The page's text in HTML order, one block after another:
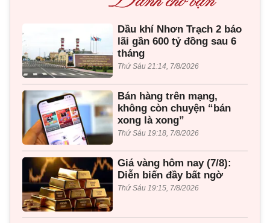
Dầu khí Nhơn Trạch 2 báo
lãi gần 600 tỷ đồng sau 6
tháng
Thứ Sáu 21:14, 7/8/2026
Bán hàng trên mạng,
không còn chuyện “bán
xong là xong”
Thứ Sáu 19:18, 7/8/2026
Giá vàng hôm nay (7/8):
Diễn biến đầy bất ngờ
Thứ Sáu 19:15, 7/8/2026